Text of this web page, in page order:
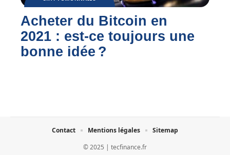
Acheter du Bitcoin en
2021 : est-ce toujours une
bonne idée ?
© 2025 | tecfinance.fr
Contact Mentions légales Sitemap